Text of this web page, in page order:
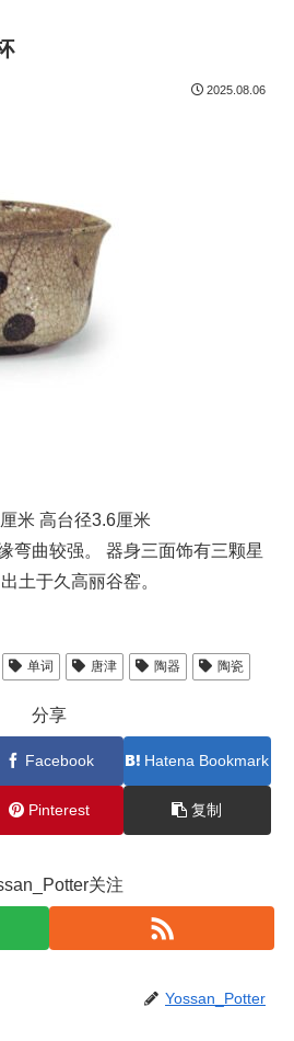
2025.08.06
米 高台径3.6厘米
弯曲较强。 器身三面饰有三颗星
土于久高丽谷窑。
单词 唐津 陶器 陶瓷
分享
Facebook Hatena Bookmark
Pinterest 复制
关注
Yossan_Potter